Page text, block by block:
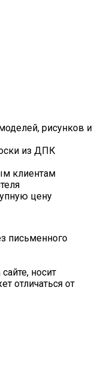
рисунков и
из ДПК
клиентам
цену
письменного
носит
отличаться от